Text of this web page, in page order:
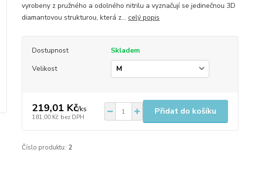
vyrobeny z pružného a odolného nitrilu a vyznačují se jedinečnou 3D
diamantovou strukturou, která z... celý popis
Dostupnost
Skladem
Velikost
219,01 Kč/ks
181,00 Kč bez DPH
Přidat do košíku
Číslo produktu: 2